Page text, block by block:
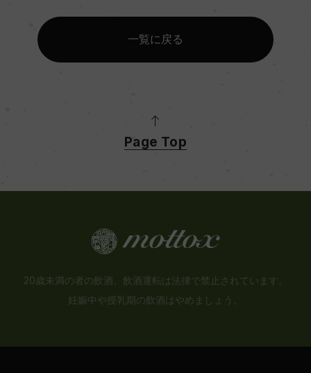
一覧に戻る
Page Top
20歳未満の者の飲酒、飲酒運転は法律で禁止されています。
妊娠中や授乳期の飲酒はやめましょう。